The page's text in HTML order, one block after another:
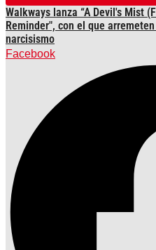
Walkways lanza “A Devil's Mist
Reminder", con el que
narcisismo
Facebook